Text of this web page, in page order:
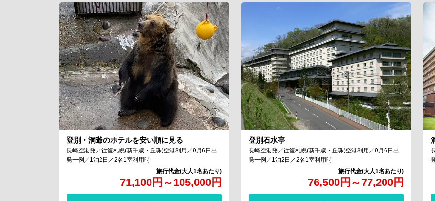
登別・洞爺のホテルを安い順に見る
71,100円 ～105,000円
長崎空港発／往復札幌(新千歳・丘珠)空港利用／9月6日出
発一例／1泊2日／2名1室利用時
登別石水亭
76,500円 ～77,200円
長崎空港発／往復札幌(新千歳・丘珠)空港利用／9月6日出
発一例／1泊2日／2名1室利用時